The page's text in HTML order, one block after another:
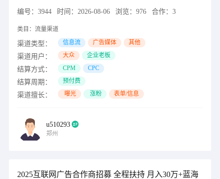
编号： 3944 时间： 2026-08-06 浏览： 976 合作： 3
类目： 流量渠道
渠道类型： 信息流 广告媒体 其他
渠道用户： 大众 企业老板
结算方式： CPM CPC
结算周期： 预付费
渠道擅长： 曝光 涨粉 表单/信息
u510293
郑州
2025互联网广告合作商招募 全程扶持 月入30万+蓝海